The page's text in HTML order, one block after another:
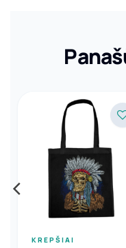
KREPŠIAI